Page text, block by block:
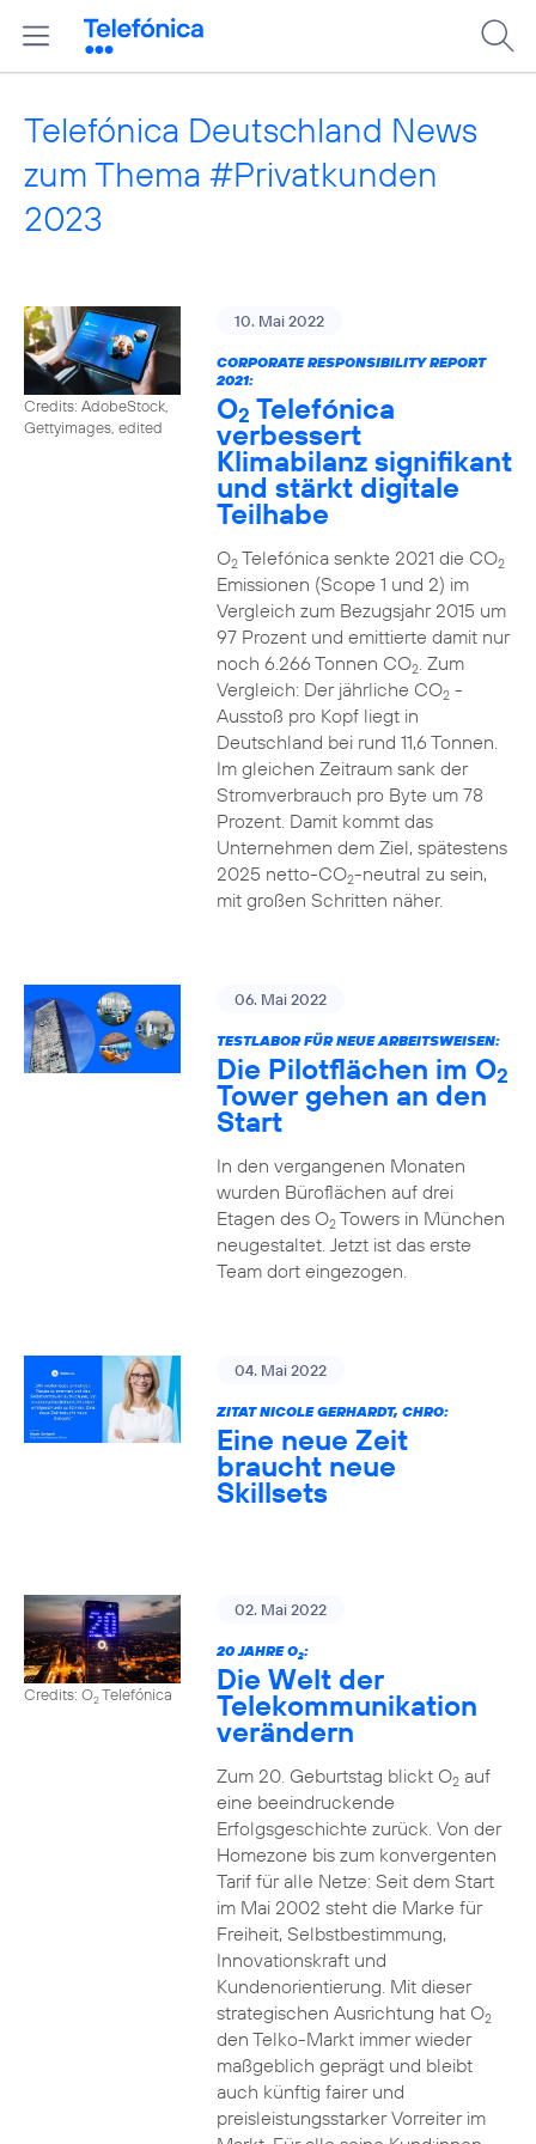
Telefónica Deutschland News
zum Thema #Privatkunden
2023
Credits: AdobeStock,
Gettyimages, edited
10. Mai 2022
CORPORATE RESPONSIBILITY REPORT
2021:
O2 Telefónica
verbessert
Klimabilanz signifikant
und stärkt digitale
Teilhabe
O2Telefónica senkte 2021 die CO2
Emissionen (Scope 1 und 2) im
Vergleich zum Bezugsjahr 2015 um
97 Prozent und emittierte damit nur
noch 6.266 Tonnen CO2. Zum
Vergleich: Der jährliche CO2-
Ausstoß pro Kopf liegt in
Deutschland bei rund 11,6 Tonnen.
Im gleichen Zeitraum sank der
Stromverbrauch pro Byte um 78
Prozent. Damit kommt das
Unternehmen dem Ziel, spätestens
2025 netto-CO2-neutral zu sein,
mit großen Schritten näher.
06. Mai 2022
TESTLABOR FÜR NEUE ARBEITSWEISEN:
Die Pilotflächen im O2
Tower gehen an den
Start
In den vergangenen Monaten
wurden Büroflächen auf drei
Etagen des O2Towers in München
neugestaltet. Jetzt ist das erste
Team dort eingezogen.
04. Mai 2022
ZITAT NICOLE GERHARDT, CHRO:
Eine neue Zeit
braucht neue
Skillsets
Credits: O2Telefónica
02. Mai 2022
20 JAHRE O2:
Die Welt der
Telekommunikation
verändern
Zum 20. Geburtstag blickt O2auf
eine beeindruckende
Erfolgsgeschichte zurück. Von der
Homezone bis zum konvergenten
Tarif für alle Netze: Seit dem Start
im Mai 2002 steht die Marke für
Freiheit, Selbstbestimmung,
Innovationskraft und
Kundenorientierung. Mit dieser
strategischen Ausrichtung hat O2
den Telko-Markt immer wieder
maßgeblich geprägt und bleibt
auch künftig fairer und
preisleistungsstarker Vorreiter im